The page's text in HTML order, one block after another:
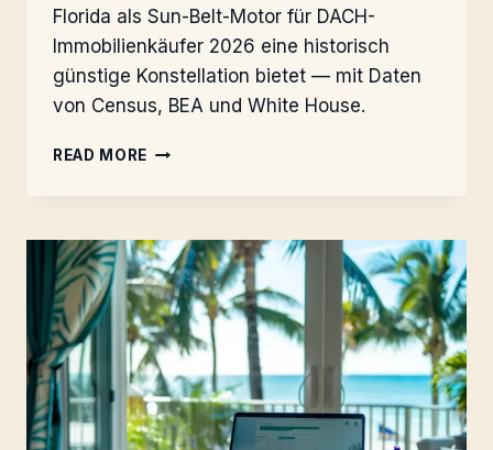
Florida als Sun-Belt-Motor für DACH-
Immobilienkäufer 2026 eine historisch
günstige Konstellation bietet — mit Daten
von Census, BEA und White House.
READ MORE FLORIDA-
$
RESHORING-
WELLE